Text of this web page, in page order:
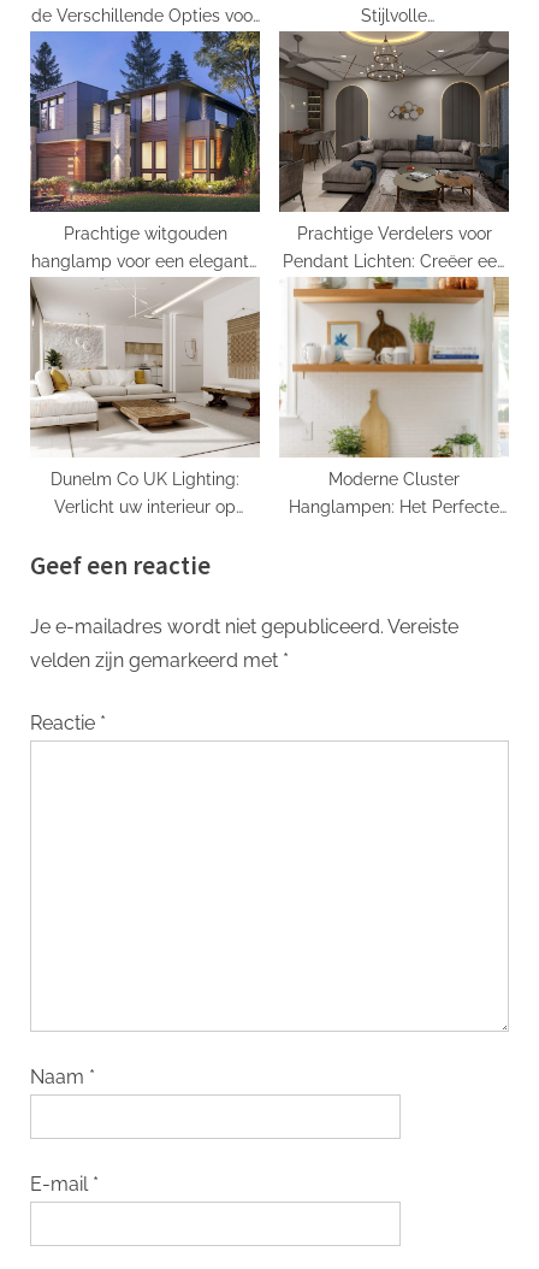
de Verschillende Opties voor
Verlichtingsaccessoires
Stijlvolle
Verlichtingsoplossing!
Prachtige witgouden
hanglamp voor een elegante
sfeer
Prachtige Verdelers voor
Pendant Lichten: Creëer een
Magische Sfeer in elke
Ruimte
Dunelm Co UK Lighting:
Verlicht uw interieur op
Moderne Cluster
Hanglampen: Het Perfecte
Geef een reactie
Je e-mailadres wordt niet gepubliceerd. Vereiste
velden zijn gemarkeerd met *
Reactie *
Naam *
E-mail *